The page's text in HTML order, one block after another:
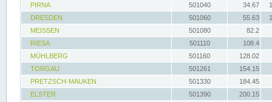
PIRNA
501040 34.67
DRESDEN
501060 55.63
MEISSEN
501080
82.2
RIESA
501110
108.4
MÜHLBERG
501160
128.02
TORGAU
501261
154.15
PRETZSCH-MAUKEN
501330
184.45
ELSTER
501390
200.15